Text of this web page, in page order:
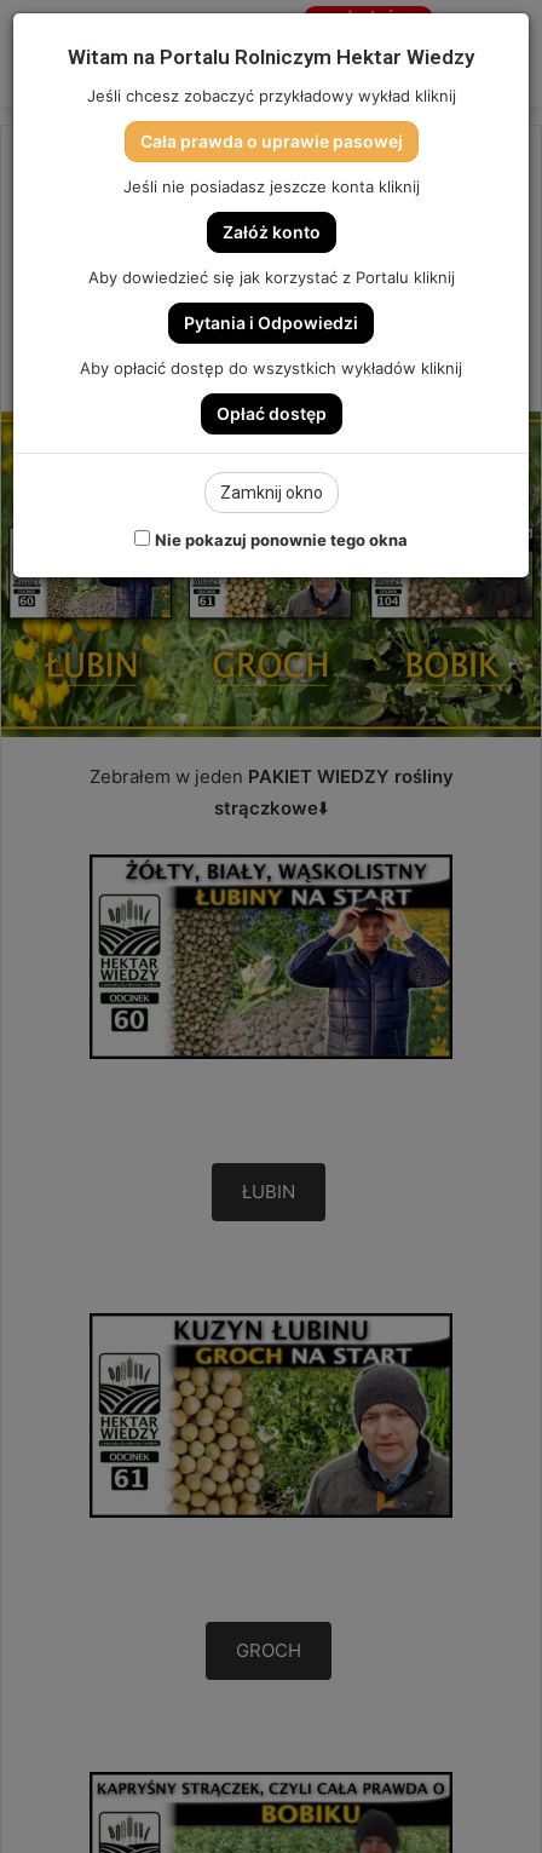
Menu
Jesteś
Strona główna/OSTATNIO DODANE
STRĄCZKI – PAKIET WIEDZY
PAKIET WIEDZY
Hektar Wiedzy
Send
email
12 stycznia 2022 2
Zebrałem w jeden PAKIET WIEDZY rośliny
strączkowe⬇️
ŁUBIN
GROCH
Witam na Portalu Rolniczym Hektar Wiedzy
Jeśli chcesz zobaczyć przykładowy wykład kliknij
Cała prawda o uprawie pasowej
Jeśli nie posiadasz jeszcze konta kliknij
Załóż konto
Aby dowiedzieć się jak korzystać z Portalu kliknij
Pytania i Odpowiedzi
Aby opłacić dostęp do wszystkich wykładów kliknij
Opłać dostęp
Zamknij okno
Nie pokazuj ponownie tego okna